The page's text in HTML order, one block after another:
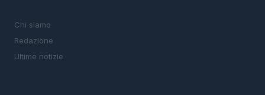
Chi siamo
Redazione
Ultime notizie